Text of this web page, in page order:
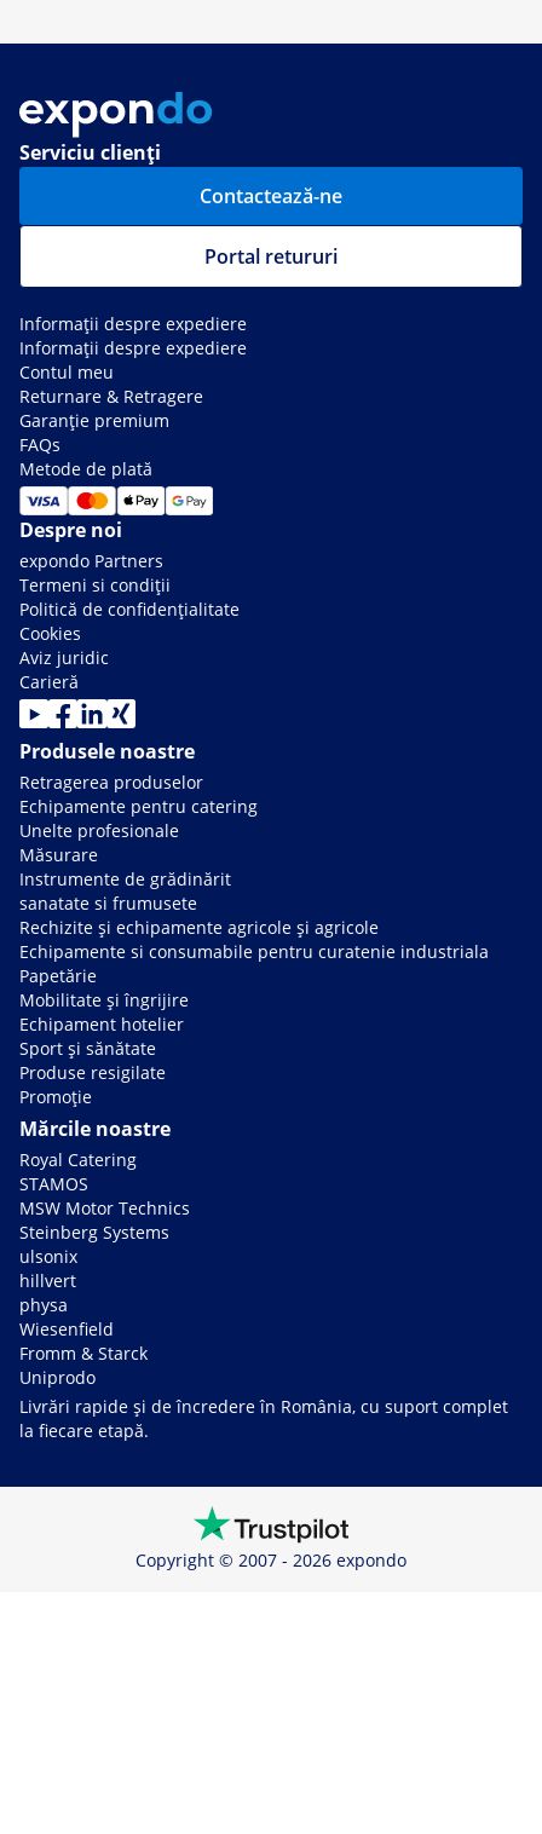
Serviciu clienți
Contactează-ne
Portal retururi
Informații despre expediere
Informații despre expediere
Contul meu
Returnare & Retragere
Garanție premium
FAQs
Metode de plată
Despre noi
expondo Partners
Termeni si condiții
Politică de confidențialitate
Cookies
Aviz juridic
Carieră
Produsele noastre
Retragerea produselor
Echipamente pentru catering
Unelte profesionale
Măsurare
Instrumente de grădinărit
sanatate si frumusete
Rechizite și echipamente agricole și agricole
Echipamente si consumabile pentru curatenie industriala
Papetărie
Mobilitate și îngrijire
Echipament hotelier
Sport și sănătate
Produse resigilate
Promoție
Mărcile noastre
Royal Catering
STAMOS
MSW Motor Technics
Steinberg Systems
ulsonix
hillvert
physa
Wiesenfield
Fromm & Starck
Uniprodo
Livrări rapide și de încredere în România, cu suport complet
la fiecare etapă.
Copyright © 2007 - 2026 expondo